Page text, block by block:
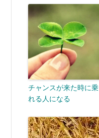
チャンスが来た時に乗
れる人になる